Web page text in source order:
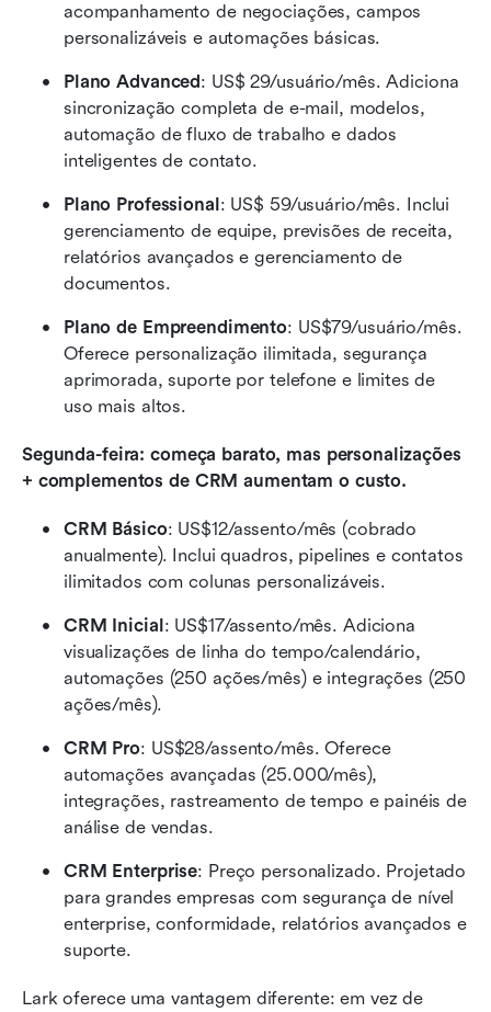
acompanhamento de negociações, campos
personalizáveis e automações básicas.
Plano Advanced: US$ 29/usuário/mês. Adiciona
sincronização completa de e-mail, modelos,
automação de fluxo de trabalho e dados
inteligentes de contato.
Plano Professional: US$ 59/usuário/mês. Inclui
gerenciamento de equipe, previsões de receita,
relatórios avançados e gerenciamento de
documentos.
Plano de Empreendimento: US$79/usuário/mês.
Oferece personalização ilimitada, segurança
aprimorada, suporte por telefone e limites de
uso mais altos.
Segunda-feira: começa barato, mas personalizações
+ complementos de CRM aumentam o custo.
CRM Básico: US$12/assento/mês (cobrado
anualmente). Inclui quadros, pipelines e contatos
ilimitados com colunas personalizáveis.
CRM Inicial: US$17/assento/mês. Adiciona
visualizações de linha do tempo/calendário,
automações (250 ações/mês) e integrações (250
ações/mês).
CRM Pro: US$28/assento/mês. Oferece
automações avançadas (25.000/mês),
integrações, rastreamento de tempo e painéis de
análise de vendas.
CRM Enterprise: Preço personalizado. Projetado
para grandes empresas com segurança de nível
enterprise, conformidade, relatórios avançados e
suporte.
Lark oferece uma vantagem diferente: em vez de